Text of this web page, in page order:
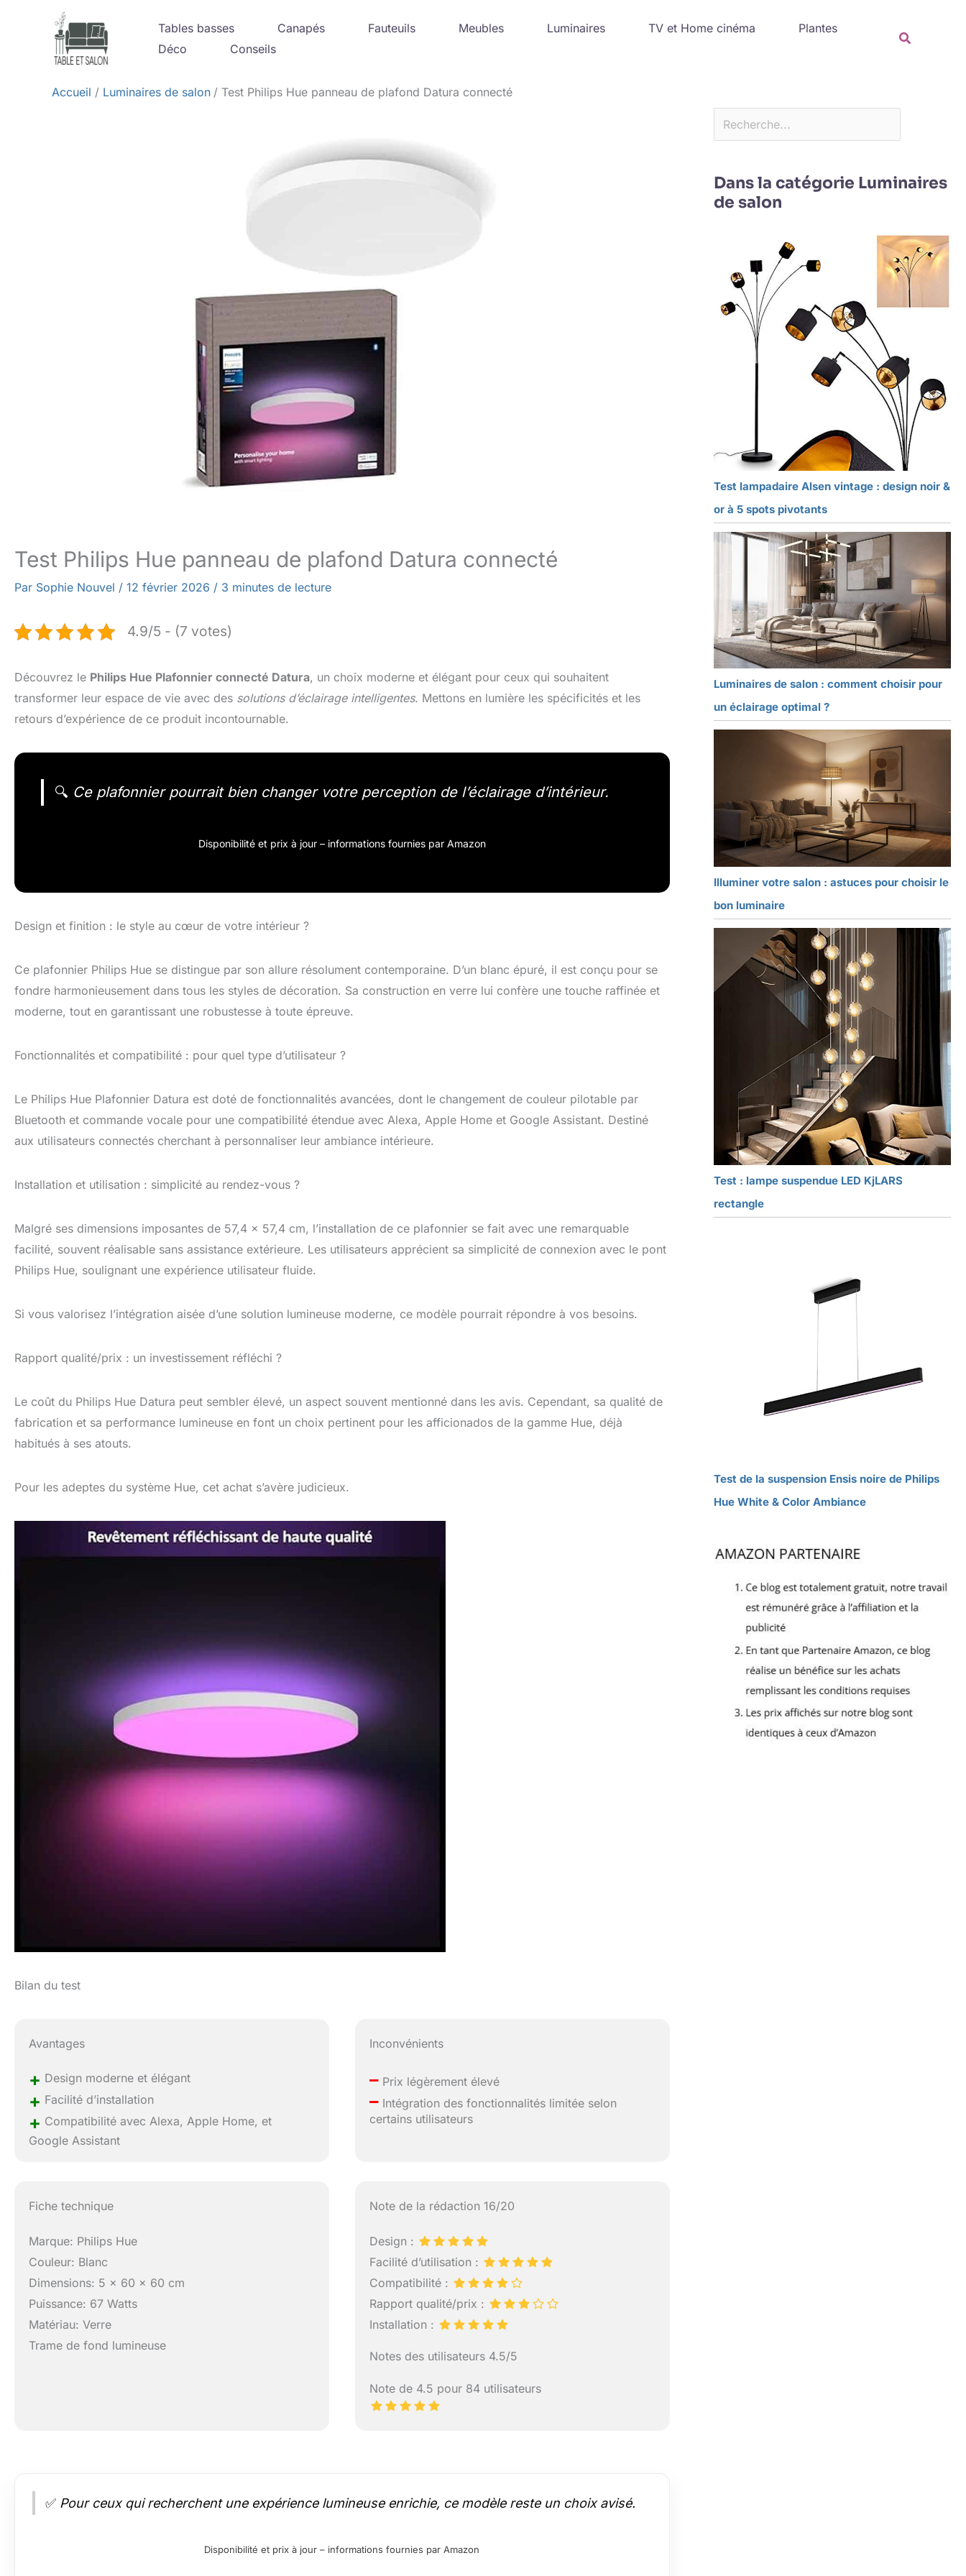
Tables basses Canapés Fauteuils Meubles Luminaires TV et Home cinéma
Plantes
Déco
Conseils
Accueil Luminaires de salon Test Philips Hue panneau de plafond Datura connecté
Test Philips Hue panneau de plafond Datura connecté
Par Sophie Nouvel / 12 février 2026 / 3 minutes de lecture
4.9/5 - (7 votes)
Découvrez le Philips Hue Plafonnier connecté Datura, un choix moderne et élégant pour ceux qui souhaitent
transformer leur espace de vie avec des solutions d’éclairage intelligentes. Mettons en lumière les spécificités et les
retours d’expérience de ce produit incontournable.
🔍 Ce plafonnier pourrait bien changer votre perception de l’éclairage d’intérieur.
Disponibilité et prix à jour – informations fournies par Amazon
Design et finition : le style au cœur de votre intérieur ?
Ce plafonnier Philips Hue se distingue par son allure résolument contemporaine. D’un blanc épuré, il est conçu pour se
fondre harmonieusement dans tous les styles de décoration. Sa construction en verre lui confère une touche raffinée et
moderne, tout en garantissant une robustesse à toute épreuve.
Fonctionnalités et compatibilité : pour quel type d’utilisateur ?
Le Philips Hue Plafonnier Datura est doté de fonctionnalités avancées, dont le changement de couleur pilotable par
Bluetooth et commande vocale pour une compatibilité étendue avec Alexa, Apple Home et Google Assistant. Destiné
aux utilisateurs connectés cherchant à personnaliser leur ambiance intérieure.
Installation et utilisation : simplicité au rendez-vous ?
Malgré ses dimensions imposantes de 57,4 x 57,4 cm, l’installation de ce plafonnier se fait avec une remarquable
facilité, souvent réalisable sans assistance extérieure. Les utilisateurs apprécient sa simplicité de connexion avec le pont
Philips Hue, soulignant une expérience utilisateur fluide.
Si vous valorisez l’intégration aisée d’une solution lumineuse moderne, ce modèle pourrait répondre à vos besoins.
Rapport qualité/prix : un investissement réfléchi ?
Le coût du Philips Hue Datura peut sembler élevé, un aspect souvent mentionné dans les avis. Cependant, sa qualité de
fabrication et sa performance lumineuse en font un choix pertinent pour les afficionados de la gamme Hue, déjà
habitués à ses atouts.
Pour les adeptes du système Hue, cet achat s’avère judicieux.
Bilan du test
Avantages
+ Design moderne et élégant
+ Facilité d’installation
+ Compatibilité avec Alexa, Apple Home, et
Google Assistant
Inconvénients
– Prix légèrement élevé
– Intégration des fonctionnalités limitée selon
certains utilisateurs
Fiche technique
Marque: Philips Hue
Couleur: Blanc
Dimensions: 5 x 60 x 60 cm
Puissance: 67 Watts
Matériau: Verre
Trame de fond lumineuse
Note de la rédaction 16/20
Design :
Facilité d’utilisation :
Compatibilité :
Rapport qualité/prix :
Installation :
Notes des utilisateurs 4.5/5
Note de 4.5 pour 84 utilisateurs
✅ Pour ceux qui recherchent une expérience lumineuse enrichie, ce modèle reste un choix avisé.
Disponibilité et prix à jour – informations fournies par Amazon
Dans la catégorie Luminaires
de salon
Test lampadaire Alsen vintage : design noir &
or à 5 spots pivotants
Luminaires de salon : comment choisir pour
un éclairage optimal ?
Illuminer votre salon : astuces pour choisir le
bon luminaire
Test : lampe suspendue LED KjLARS
rectangle
Test de la suspension Ensis noire de Philips
Hue White & Color Ambiance